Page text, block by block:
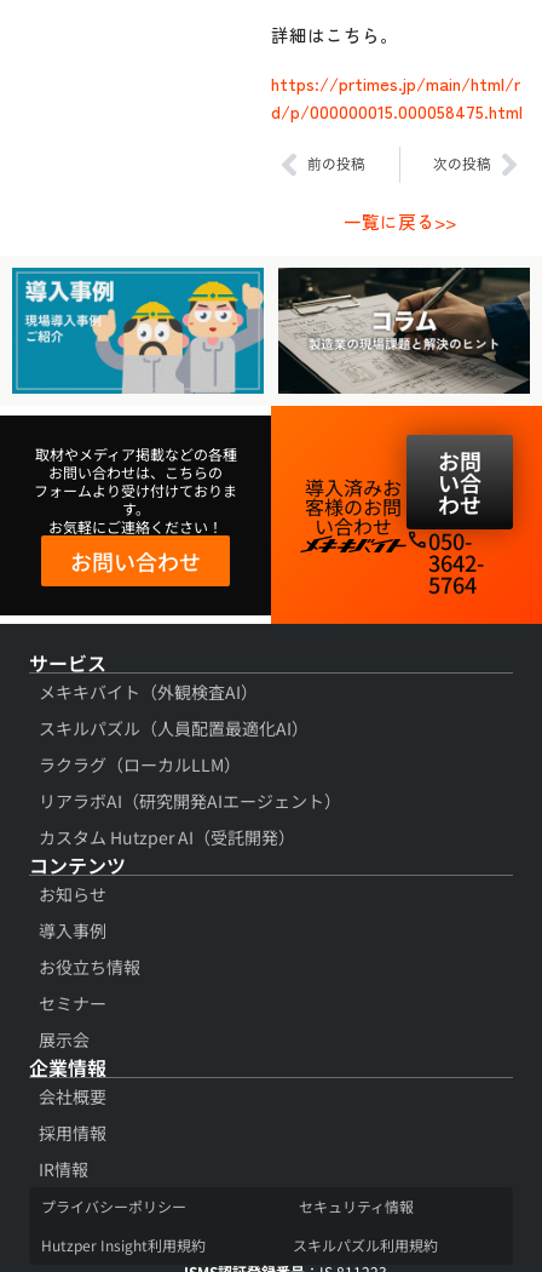
詳細はこちら。
https://prtimes.jp/main/html/r
d/p/000000015.000058475.html
Prev
前の投稿 次の投稿
一覧に戻る>>
取材やメディア掲載などの各種
お問い合わせは、こちらの
フォームより受け付けておりま
す。
お気軽にご連絡ください！
お問い合わせ
導入済みお
客様のお問
い合わせ​
お問
い合
わせ
phone050-
3642-
5764​
サービス
メキキバイト（外観検査AI）
スキルパズル（人員配置最適化AI）
ラクラグ（ローカルLLM）
リアラボAI（研究開発AIエージェント）
カスタム Hutzper AI（受託開発）
コンテンツ​
お知らせ
導入事例​
お役立ち情報​
セミナー
展示会​
企業情報
会社概要​
採用情報​
IR情報​
プライバシーポリシー​
セキュリティ情報​
Hutzper Insight利用規約​
スキルパズル利用規約​